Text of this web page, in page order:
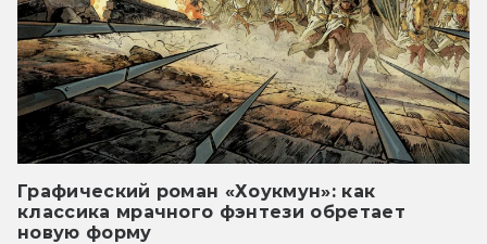
Графический роман «Хоукмун»: как
классика мрачного фэнтези обретает
новую форму